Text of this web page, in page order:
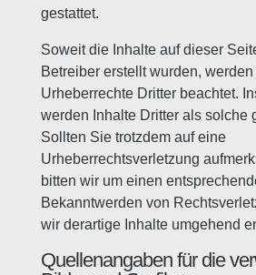
gestattet.
Soweit die Inhalte auf dieser
Betreiber erstellt wurden,
Urheberrechte Dritter beachtet.
werden Inhalte Dritter als solche
Sollten Sie trotzdem auf eine
Urheberrechtsverletzung
bitten wir um einen
Bekanntwerden von
wir derartige Inhalte umgehend
Quellenangaben für die